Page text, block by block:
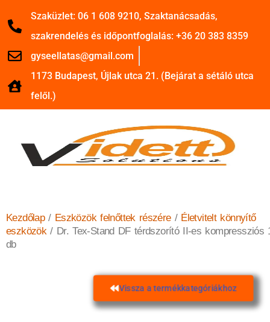
Szaküzlet: 06 1 608 9210, Szaktanácsadás,
szakrendelés és időpontfoglalás: +36 20 383 8359
gyseellatas@gmail.com
1173 Budapest, Újlak utca 21. (Bejárat a sétáló utca
felől.)
Kezdőlap/ Eszközök felnőttek részére/ Életvitelt könnyítő
eszközök/ Dr. Tex-Stand DF térdszorító II-es kompressziós
db
Vissza a termékkategóriákhoz